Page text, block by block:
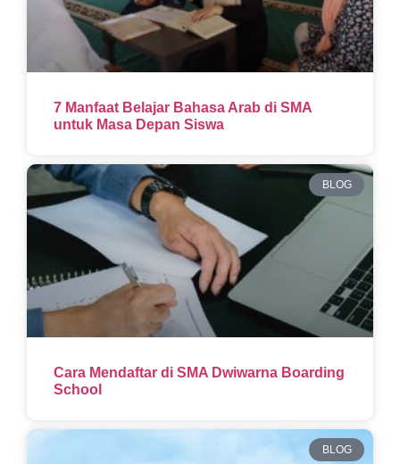
7 Manfaat Belajar Bahasa Arab di SMA
untuk Masa Depan Siswa
BLOG
Cara Mendaftar di SMA Dwiwarna Boarding
School
BLOG